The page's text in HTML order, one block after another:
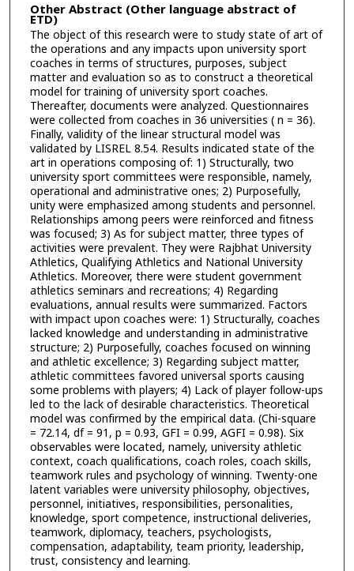
Other Abstract (Other language abstract of
ETD)
The object of this research were to study state of art of
the operations and any impacts upon university sport
coaches in terms of structures, purposes, subject
matter and evaluation so as to construct a theoretical
model for training of university sport coaches.
Thereafter, documents were analyzed. Questionnaires
were collected from coaches in 36 universities ( n = 36).
Finally, validity of the linear structural model was
validated by LISREL 8.54. Results indicated state of the
art in operations composing of: 1) Structurally, two
university sport committees were responsible, namely,
operational and administrative ones; 2) Purposefully,
unity were emphasized among students and personnel.
Relationships among peers were reinforced and fitness
was focused; 3) As for subject matter, three types of
activities were prevalent. They were Rajbhat University
Athletics, Qualifying Athletics and National University
Athletics. Moreover, there were student government
athletics seminars and recreations; 4) Regarding
evaluations, annual results were summarized. Factors
with impact upon coaches were: 1) Structurally, coaches
lacked knowledge and understanding in administrative
structure; 2) Purposefully, coaches focused on winning
and athletic excellence; 3) Regarding subject matter,
athletic committees favored universal sports causing
some problems with players; 4) Lack of player follow-ups
led to the lack of desirable characteristics. Theoretical
model was confirmed by the empirical data. (Chi-square
= 72.14, df = 91, p = 0.93, GFI = 0.99, AGFI = 0.98). Six
observables were located, namely, university athletic
context, coach qualifications, coach roles, coach skills,
teamwork rules and psychology of winning. Twenty-one
latent variables were university philosophy, objectives,
personnel, initiatives, responsibilities, personalities,
knowledge, sport competence, instructional deliveries,
teamwork, diplomacy, teachers, psychologists,
compensation, adaptability, team priority, leadership,
trust, consistency and learning.